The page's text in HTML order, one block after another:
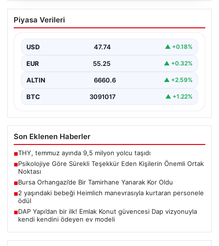
Psikolojiye Göre Sürekli Teşekkür Eden
Kişilerin Önemli Ortak Noktası
ifadesini kullanmak, ilk bakışta yalnızca temel bir
nezaket kuralı…
Piyasa Verileri
USD 47.74 ▲ +0.18%
EUR 55.25 ▲ +0.32%
ALTIN 6660.6 ▲ +2.59%
BTC 3091017 ▲ +1.22%
Son Eklenen Haberler
■THY, temmuz ayında 9,5 milyon yolcu taşıdı
■Psikolojiye Göre Sürekli Teşekkür Eden Kişilerin Önemli Ortak
Noktası
■Bursa Orhangazi’de Bir Tamirhane Yanarak Kor Oldu
■2 yaşındaki bebeği Heimlich manevrasıyla kurtaran personele
ödül
■DAP Yapı’dan bir ilk! Emlak Konut güvencesi Dap vizyonuyla
kendi kendini ödeyen ev modeli